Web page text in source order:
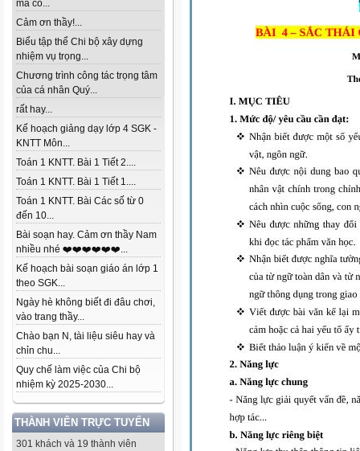
mà có...
Cảm ơn thầy!...
Biểu tập thể Chi bộ xây dựng
nhiệm vụ trọng...
Chương trình công tác trọng tâm
của cá nhân Quý...
rất hay...
Kế hoạch giảng dạy lớp 4 SGK -
KNTT Môn...
Toán 1 KNTT. Bài 1 Tiết 2....
Toán 1 KNTT. Bài 1 Tiết 1....
Toán 1 KNTT. Bài Các số từ 0
đến 10...
Bài soạn hay. Cảm ơn thầy Nam
nhiều nhé ❤️❤️❤️❤️❤️❤️...
Kế hoạch bài soạn giáo án lớp 1
theo SGK...
Ngày hè không biết đi đâu chơi,
vào trang thầy...
Chào bạn N, tài liệu siêu hay và
chỉn chu...
Quy chế làm việc của Chi bộ
nhiệm kỳ 2025-2030...
THÀNH VIÊN TRỰC TUYẾN
301 khách và 19 thành viên